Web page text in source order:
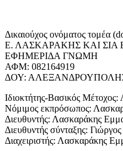
Δικαιούχος ονόματος τομέα
Ε. ΛΑΣΚΑΡΑΚΗΣ ΚΑΙ ΣΙΑ
ΕΦΗΜΕΡΙΔΑ ΓΝΩΜΗ
ΑΦΜ: 082164919
ΔΟΥ:
Ιδιοκτήτης-Βασικός
Νόμιμος εκπρόσωπος:
Διευθυντής: Λασκαράκης
Διευθυντής σύνταξης:
Διαχειριστής: Λασκαράκης